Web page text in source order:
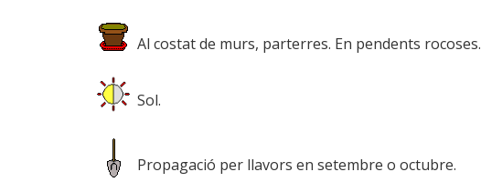
Al costat de murs, parterres. En pendents rocoses.
Sol.
Propagació per llavors en setembre o octubre.